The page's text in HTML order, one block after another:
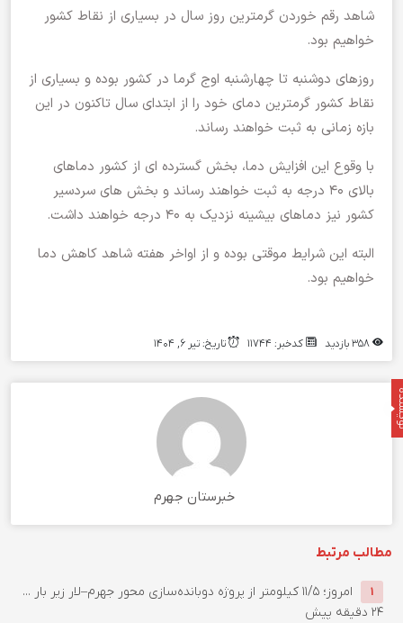
شاهد رقم خوردن گرمترین روز سال در بسیاری از نقاط کشور
خواهیم بود.
روزهای دوشنبه تا چهارشنبه اوج گرما در کشور بوده و بسیاری از
نقاط کشور گرمترین دمای خود را از ابتدای سال تاکنون در این
بازه زمانی به ثبت خواهند رساند.
با وقوع این افزایش دما، بخش گسترده ای از کشور دماهای
بالای ۴۰ درجه به ثبت خواهند رساند و بخش های سردسیر
کشور نیز دماهای بیشینه نزدیک به ۴۰ درجه خواهند داشت.
البته این شرایط موقتی بوده و از اواخر هفته شاهد کاهش دما
خواهیم بود.
کدخبر: 11744 تاریخ: تیر 6, 1404
خبرستان جهرم
مطالب مرتبط
1
امروز؛ ۱۱/۵ کیلومتر از پروژه دوبانده‌سازی محور جهرم–لار زیر بار ...
24 دقیقه پیش